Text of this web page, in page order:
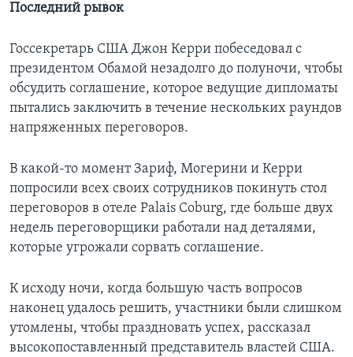
Последний рывок
Госсекретарь США Джон Керри побеседовал с
президентом Обамой незадолго до полуночи, чтобы
обсудить соглашение, которое ведущие дипломаты
пытались заключить в течение нескольких раундов
напряженных переговоров.
В какой-то момент Зариф, Могерини и Керри
попросили всех своих сотрудников покинуть стол
переговоров в отеле Palais Coburg, где больше двух
недель переговорщики работали над деталями,
которые угрожали сорвать соглашение.
К исходу ночи, когда большую часть вопросов
наконец удалось решить, участники были слишком
утомлены, чтобы праздновать успех, рассказал
высокопоставленный представитель властей США.